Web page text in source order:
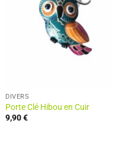
DIVERS
Porte Clé Hibou en Cuir
9,90€